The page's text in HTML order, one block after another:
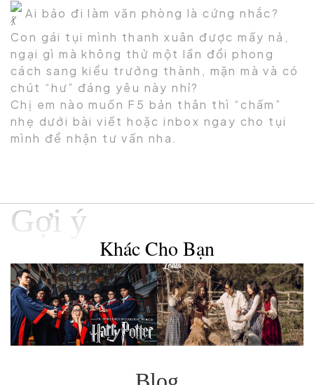
Ai bảo đi làm văn phòng là cứng nhắc?
Con gái tụi mình thanh xuân được mấy nả,
ngại gì mà không thử một lần đổi phong
cách sang kiểu trưởng thành, mặn mà và có
chút “hư” đáng yêu này nhỉ?
Chị em nào muốn F5 bản thân thì “chấm”
nhẹ dưới bài viết hoặc inbox ngay cho tụi
mình để nhận tư vấn nha.
Gợi ý
Khác Cho Bạn